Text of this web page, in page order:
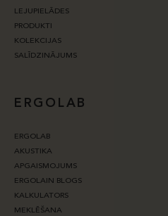
LEJUPIELĀDES
PRODUKTI
KOLEKCIJAS
SALĪDZINĀJUMS
ERGOLAB
ERGOLAB
AKUSTIKA
APGAISMOJUMS
ERGOLAIN BLOGS
KALKULATORS
MEKLĒŠANA